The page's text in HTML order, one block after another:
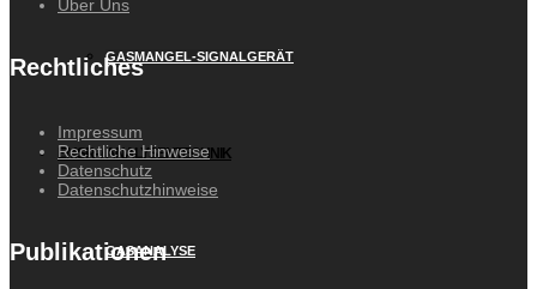
GASMANGEL-SIGNALGERÄT
EMSR- / ANALYSENTECHNIK
GASANALYSE
Über Uns
Rechtliches
Impressum
Rechtliche Hinweise
Datenschutz
Datenschutzhinweise
Publikationen